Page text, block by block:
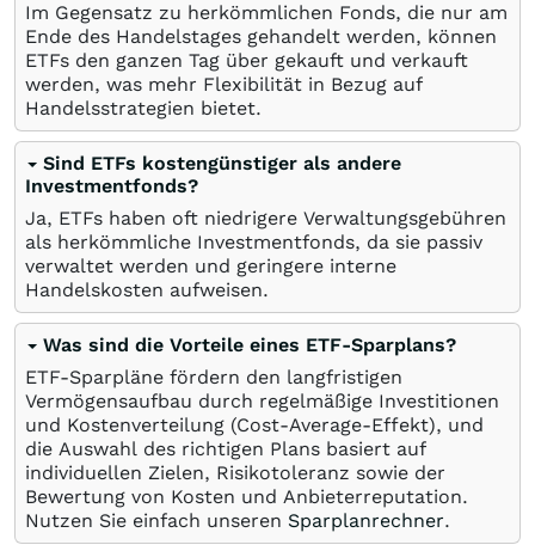
Im Gegensatz zu herkömmlichen Fonds, die nur am
Ende des Handelstages gehandelt werden, können
ETFs den ganzen Tag über gekauft und verkauft
werden, was mehr Flexibilität in Bezug auf
Handelsstrategien bietet.
Sind ETFs kostengünstiger als andere
Investmentfonds?
Ja, ETFs haben oft niedrigere Verwaltungsgebühren
als herkömmliche Investmentfonds, da sie passiv
verwaltet werden und geringere interne
Handelskosten aufweisen.
Was sind die Vorteile eines ETF-Sparplans?
ETF-Sparpläne fördern den langfristigen
Vermögensaufbau durch regelmäßige Investitionen
und Kostenverteilung (Cost-Average-Effekt), und
die Auswahl des richtigen Plans basiert auf
individuellen Zielen, Risikotoleranz sowie der
Bewertung von Kosten und Anbieterreputation.
Nutzen Sie einfach unseren Sparplanrechner.